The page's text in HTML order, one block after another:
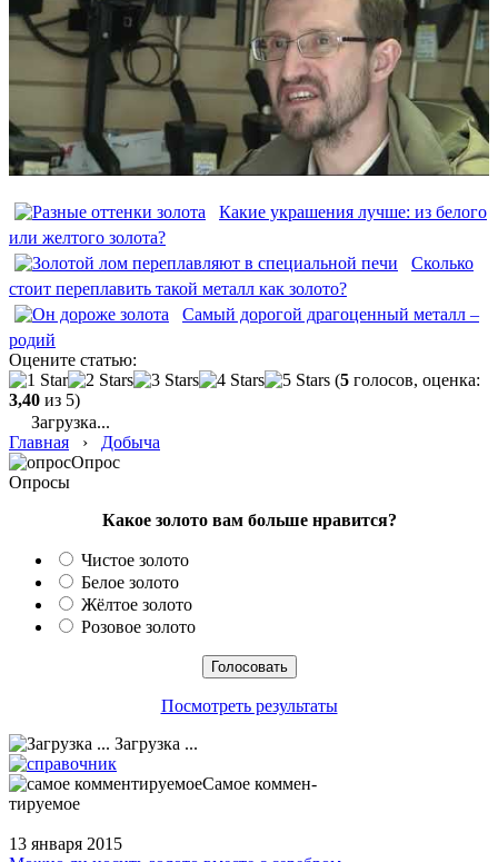
Какие украшения лучше: из белого
или желтого золота?
Сколько
стоит переплавить такой металл как золото?
Самый дорогой драгоценный металл –
родий
Оцените статью:
(5 голосов, оценка:
3,40 из 5)
Загрузка...
Главная › Добыча
Опрос
Опросы
Какое золото вам больше нравится?
Чистое золото
Белое золото
Жёлтое золото
Розовое золото
Посмотреть результаты
Загрузка ...
Самое коммен-
тируемое
13 января 2015